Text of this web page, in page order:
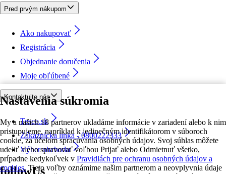
Nastavenia súkromia
My a našich 18 partnerov ukladáme informácie v zariadení alebo k nim
pristupujeme, napríklad k jedinečným identifikátorom v súboroch
cookie, za účelom spracúvania osobných údajov. Svoj súhlas môžete
udeliť alebo spravovať voľbou Prijať alebo Odmietnuť všetko,
prípadne kedykoľvek v Pravidlách pre ochranu osobných údajov a
cookies. Tieto voľby oznámime našim partnerom a neovplyvnia údaje
Pred prvým nákupom
Ako nakupovať
Registrácia
Objednanie doručenia
Moje obľúbené
Kontaktujte nás
Tesco.sk
Zákaznícka linka - 0800222333
Výber obchodu
followUs